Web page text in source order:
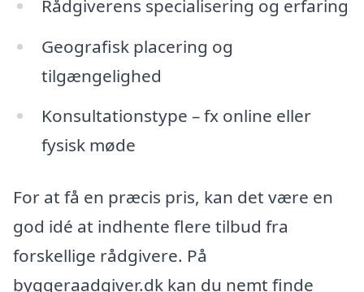
Rådgiverens specialisering og erfaring
Geografisk placering og
tilgængelighed
Konsultationstype – fx online eller
fysisk møde
For at få en præcis pris, kan det være en
god idé at indhente flere tilbud fra
forskellige rådgivere. På
byggeraadgiver.dk kan du nemt finde